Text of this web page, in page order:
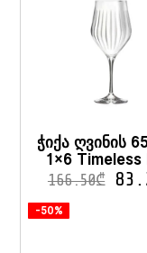
ჭიქა ღვინის
1×6 Timeless
166.50₾
-50%